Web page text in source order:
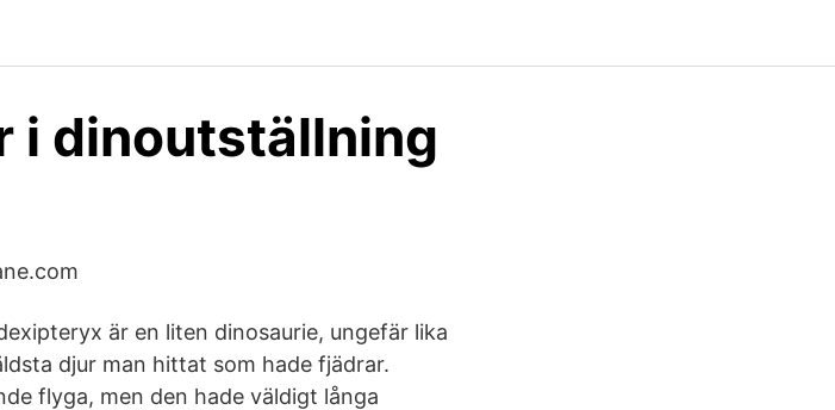
i dinoutställning
är en liten dinosaurie, ungefär lika
djur man hittat som hade fjädrar.
flyga, men den hade väldigt långa